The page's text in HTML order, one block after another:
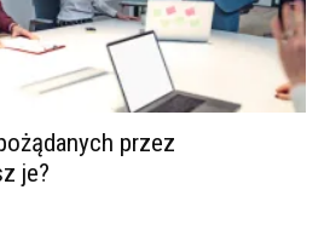
przez
je?